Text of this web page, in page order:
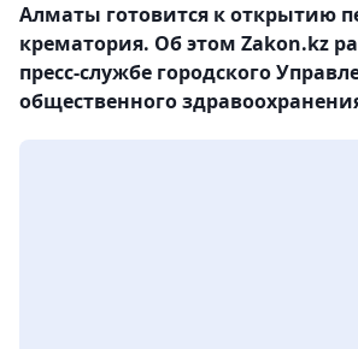
Алматы готовится к открытию
крематория. Об этом Zakon.kz
пресс-службе городского
общественного